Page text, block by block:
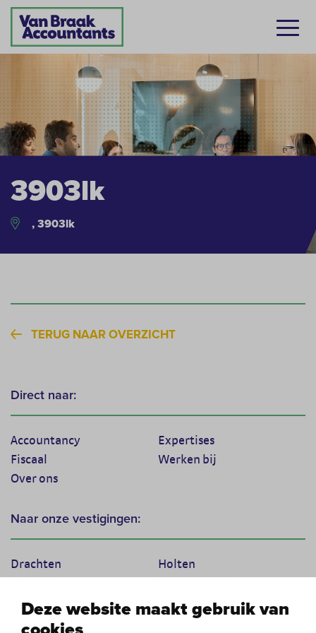
Deze website maakt gebruik van
3903lk
, 3903lk
TERUG NAAR OVERZICHT
Direct naar:
Accountancy
Expertises
Fiscaal
Werken bij
Over ons
Naar onze vestigingen:
Drachten
Holten
Texel
Tiel
Veenendaal